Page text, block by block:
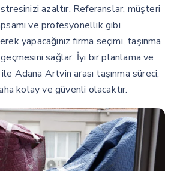
azaltır. Referanslar, müşteri
ve profesyonellik gibi
yapacağınız firma seçimi, taşınma
sağlar. İyi bir planlama ve
Adana Artvin arası taşınma süreci,
kolay ve güvenli olacaktır.